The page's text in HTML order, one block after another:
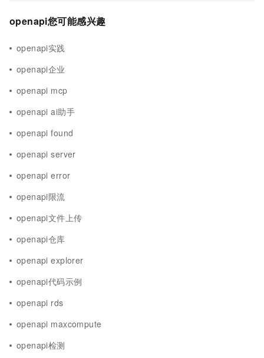
openapi您可能感兴趣
openapi实践
openapi企业
openapi mcp
openapi ai助手
openapi found
openapi server
openapi error
openapi限流
openapi文件上传
openapi仓库
openapi explorer
openapi代码示例
openapi rds
openapi maxcompute
openapi检测